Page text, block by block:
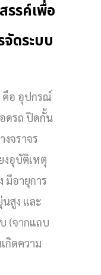
รรค์เพื่อ
ดระบบ
คือ อุปกรณ์
ดรถ ปิดกั้น
จราจร
งอุบัติเหตุ
มีอายุการ
สูง และ
(จากแถบ
กิดความ